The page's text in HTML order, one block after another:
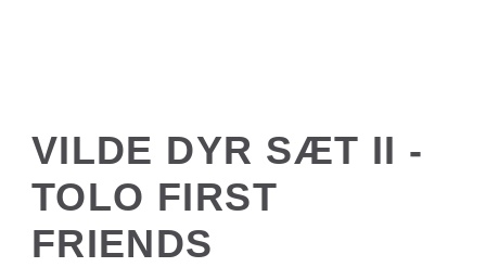
VILDE DYR SÆT II -
TOLO FIRST
FRIENDS